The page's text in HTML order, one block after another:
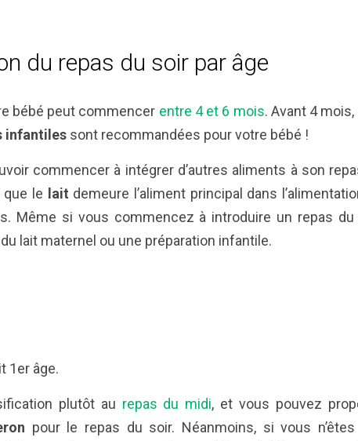
du repas du soir par âge
bébé peut commencer entre 4 et 6 mois. Avant 4 mois,
infantilessont recommandées pour votre bébé !
commencer à intégrer d’autres aliments à son
le lait demeure l’aliment principal dans
Même si vous commencez à introduire un repas du
lait maternel ou une préparation infantile.
1er âge.
plutôt au repas du midi, et vous pouvez
pour le repas du soir. Néanmoins, si vous